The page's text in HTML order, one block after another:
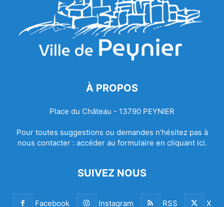
À PROPOS
Place du Château - 13790 PEYNIER
Pour toutes suggestions ou demandes n’hésitez pas à
nous contacter : accéder au formulaire en cliquant ici.
SUIVEZ NOUS
Facebook Instagram RSS X